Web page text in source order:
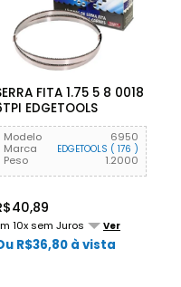
FITA 1.75 5 8 0018
EDGETOOLS
Modelo
6950
Marca
EDGETOOLS ( 176 )
Peso 1.2000
10x sem Juros Ver
R$36,80 à vista